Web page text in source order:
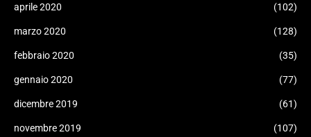
aprile 2020 (102)
marzo 2020 (128)
febbraio 2020 (35)
gennaio 2020 (77)
dicembre 2019 (61)
novembre 2019 (107)